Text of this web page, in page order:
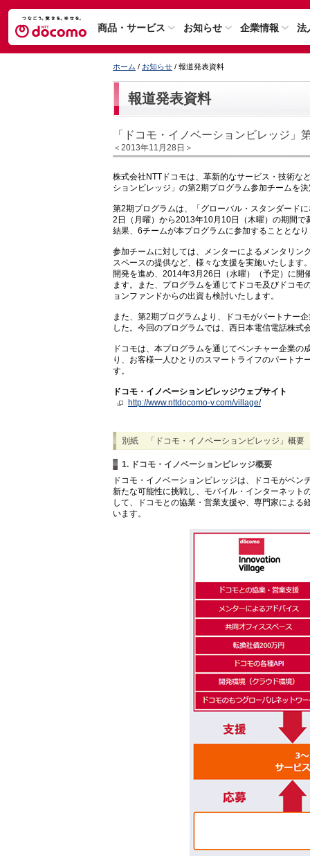
商品・サービス お知らせ 企業情報 法
ホーム / お知らせ / 報道発表資料
報道発表資料
「ドコモ・イノベーションビレッジ」
＜2013年11月28日＞
株式会社NTTドコモは、革新的なサービス・技術な
ションビレッジ」の第2期プログラム参加チームを
第2期プログラムは、「グローバル・スタンダード
2日（月曜）から2013年10月10日（木曜）の期間
結果、6チームが本プログラムに参加することとな
参加チームに対しては、メンターによるメンタリン
スペースの提供など、様々な支援を実施いたしま
開発を進め、2014年3月26日（水曜）（予定）に開
ます。また、プログラムを通じてドコモ及びドコ
ョンファンドからの出資も検討いたします。
また、第2期プログラムより、ドコモがパートナー
した。今回のプログラムでは、西日本電信電話株式
ドコモは、本プログラムを通じてベンチャー企業
り、お客様一人ひとりのスマートライフのパート
す。
ドコモ・イノベーションビレッジウェブサイト
http://www.nttdocomo-v.com/village/
別紙 「ドコモ・イノベーションビレッジ」概要
1. ドコモ・イノベーションビレッジ概要
ドコモ・イノベーションビレッジは、ドコモがベ
新たな可能性に挑戦し、モバイル・インターネット
して、ドコモとの協業・営業支援や、専門家によ
います。